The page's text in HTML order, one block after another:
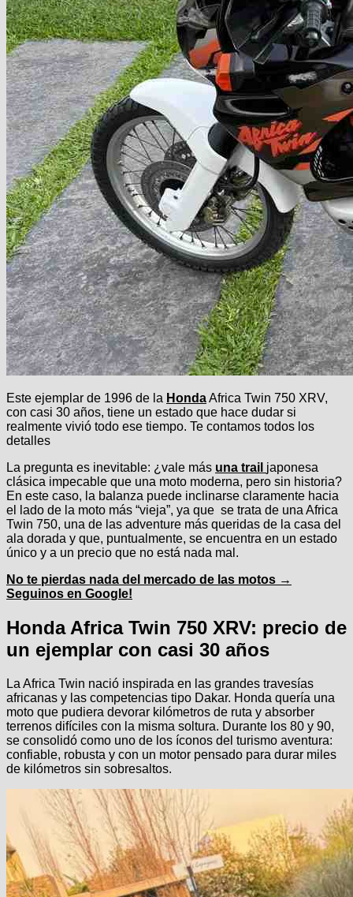
Este ejemplar de 1996 de la HondaAfrica Twin 750 XRV,
con casi 30 años, tiene un estado que hace dudar si
realmente vivió todo ese tiempo. Te contamos todos los
detalles
La pregunta es inevitable: ¿vale más una trail japonesa
clásica impecable que una moto moderna, pero sin historia?
En este caso, la balanza puede inclinarse claramente hacia
el lado de la moto más “vieja”, ya que se trata de una Africa
Twin 750, una de las adventure más queridas de la casa del
ala dorada y que, puntualmente, se encuentra en un estado
único y a un precio que no está nada mal.
No te pierdas nada del mercado de las motos →
Seguinos en Google!
Honda Africa Twin 750 XRV: precio de
un ejemplar con casi 30 años
La Africa Twin nació inspirada en las grandes travesías
africanas y las competencias tipo Dakar. Honda quería una
moto que pudiera devorar kilómetros de ruta y absorber
terrenos difíciles con la misma soltura. Durante los 80 y 90,
se consolidó como uno de los íconos del turismo aventura:
confiable, robusta y con un motor pensado para durar miles
de kilómetros sin sobresaltos.